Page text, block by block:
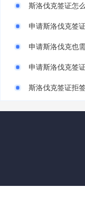
斯洛伐克签证怎
申请斯洛伐克签
申请斯洛伐克也
申请斯洛伐克签
斯洛伐克签证拒